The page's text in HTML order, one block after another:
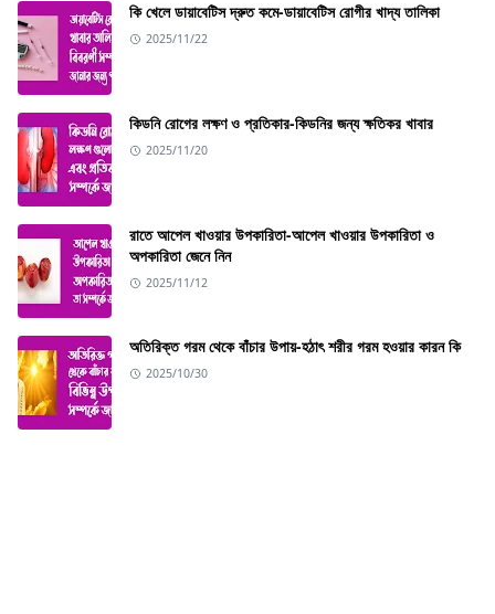
কি খেলে ডায়াবেটিস দ্রুত কমে-ডায়াবেটিস রোগীর খাদ্য তালিকা
2025/11/22
কিডনি রোগের লক্ষণ ও প্রতিকার-কিডনির জন্য ক্ষতিকর খাবার
2025/11/20
রাতে আপেল খাওয়ার উপকারিতা-আপেল খাওয়ার উপকারিতা ও
অপকারিতা জেনে নিন
2025/11/12
অতিরিক্ত গরম থেকে বাঁচার উপায়-হঠাৎ শরীর গরম হওয়ার কারন কি
2025/10/30